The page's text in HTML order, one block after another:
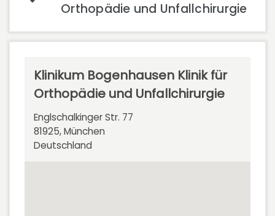
Orthopädie und Unfallchirurgie
Klinikum Bogenhausen Klinik für
Orthopädie und Unfallchirurgie
Englschalkinger Str. 77
81925, München
Deutschland